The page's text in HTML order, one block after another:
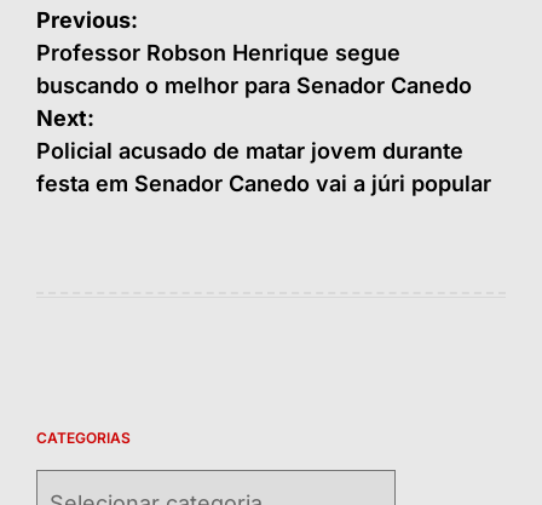
Navegação
de
Post
Previous:
Professor Robson Henrique segue
buscando o melhor para Senador Canedo
Next:
Policial acusado de matar jovem durante
festa em Senador Canedo vai a júri popular
CATEGORIAS